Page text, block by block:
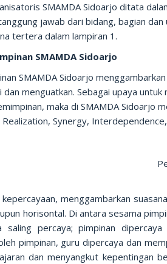
SMAMDA Sidoarjo ditata
jawab dari bidang, bagian
tertera dalam lampiran 1.
SMAMDA Sidoarjo
SMAMDA Sidoarjo
dan menguatkan. Sebagai upaya
maka di SMAMDA Sidoarjo
Synergy,
menggambarkan
horisontal. Di antara sesama
saling percaya; pimpinan
pimpinan, guru dipercaya dan
dan menyangkut kepentingan